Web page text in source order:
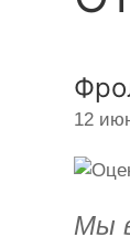
12
Мы